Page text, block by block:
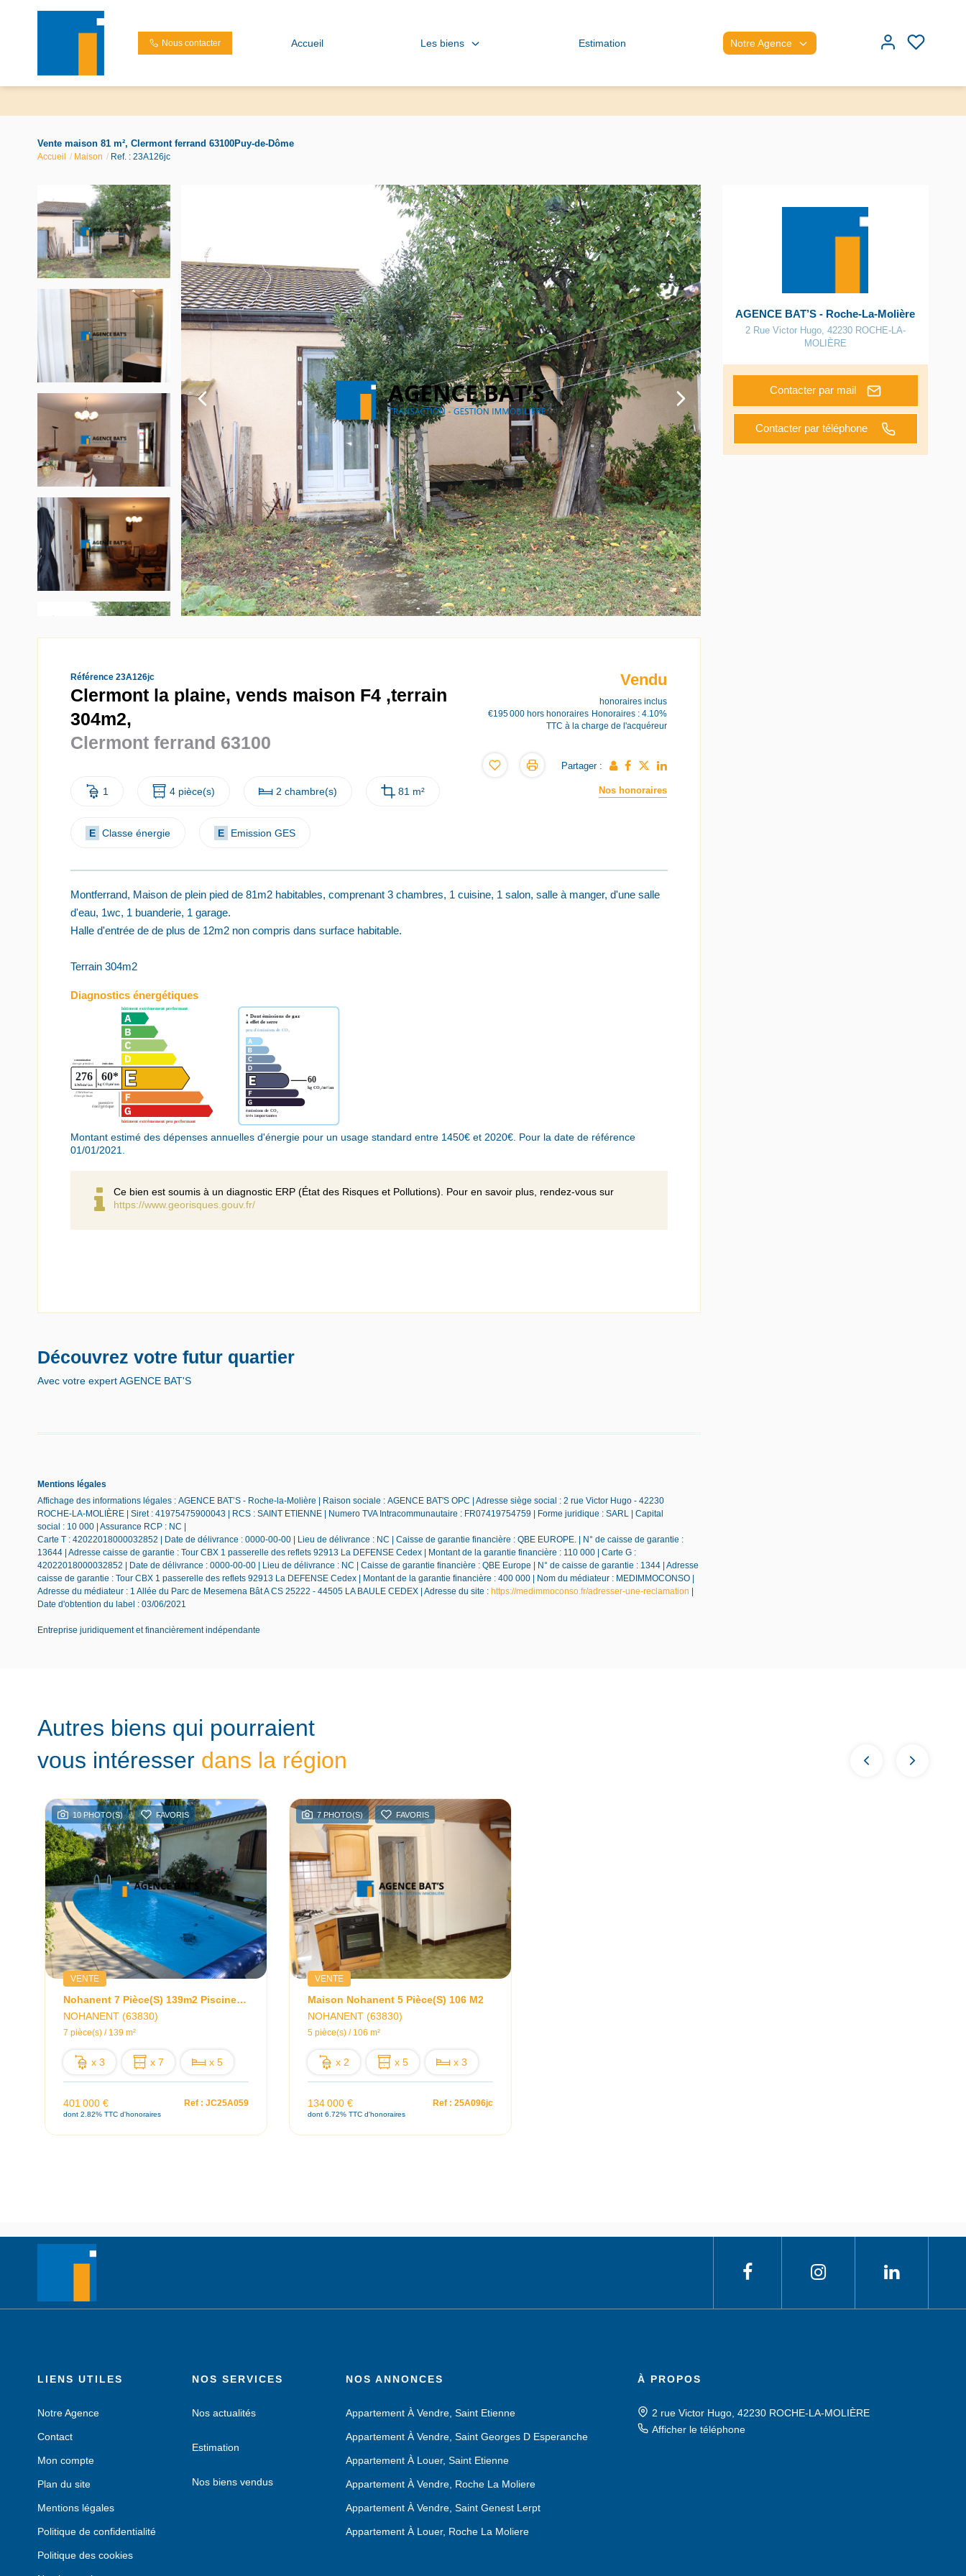
Nous contacter Accueil Les biens Estimation Notre Agence
Vente maison 81 m², Clermont ferrand 63100Puy-de-Dôme
Accueil Maison Ref. : 23A126jc
Référence 23A126jc
Clermont la plaine, vends maison F4 ,terrain
304m2,
Clermont ferrand 63100
1 4 pièce(s) 2 chambre(s) 81 m²
E Classe énergie E Emission GES
Vendu
honoraires inclus
€195 000 hors honoraires Honoraires : 4.10%
TTC à la charge de l'acquéreur
Partager :
Nos honoraires
Montferrand, Maison de plein pied de 81m2 habitables, comprenant 3 chambres, 1 cuisine, 1 salon, salle à manger, d'une salle
d'eau, 1wc, 1 buanderie, 1 garage.
Halle d'entrée de de plus de 12m2 non compris dans surface habitable.
Terrain 304m2
Diagnostics énergétiques
Montant estimé des dépenses annuelles d'énergie pour un usage standard entre 1450€ et 2020€. Pour la date de référence
01/01/2021.
Ce bien est soumis à un diagnostic ERP (État des Risques et Pollutions). Pour en savoir plus, rendez-vous sur
https://www.georisques.gouv.fr/
Découvrez votre futur quartier
Avec votre expert AGENCE BAT'S
AGENCE BAT’S - Roche-La-Molière
2 Rue Victor Hugo, 42230 ROCHE-LA-
MOLIÈRE
Contacter par mail
Contacter par téléphone
Mentions légales
Affichage des informations légales : AGENCE BAT’S - Roche-la-Molière | Raison sociale : AGENCE BAT'S OPC | Adresse siège social : 2 rue Victor Hugo - 42230
ROCHE-LA-MOLIÈRE | Siret : 41975475900043 | RCS : SAINT ETIENNE | Numero TVA Intracommunautaire : FR07419754759 | Forme juridique : SARL | Capital
social : 10 000 | Assurance RCP : NC |
Carte T : 42022018000032852 | Date de délivrance : 0000-00-00 | Lieu de délivrance : NC | Caisse de garantie financière : QBE EUROPE. | N° de caisse de garantie :
13644 | Adresse caisse de garantie : Tour CBX 1 passerelle des reflets 92913 La DEFENSE Cedex | Montant de la garantie financière : 110 000 | Carte G :
42022018000032852 | Date de délivrance : 0000-00-00 | Lieu de délivrance : NC | Caisse de garantie financière : QBE Europe | N° de caisse de garantie : 1344 | Adresse
caisse de garantie : Tour CBX 1 passerelle des reflets 92913 La DEFENSE Cedex | Montant de la garantie financière : 400 000 | Nom du médiateur : MEDIMMOCONSO |
Adresse du médiateur : 1 Allée du Parc de Mesemena Bât A CS 25222 - 44505 LA BAULE CEDEX | Adresse du site : https://medimmoconso.fr/adresser-une-reclamation |
Date d'obtention du label : 03/06/2021
Entreprise juridiquement et financièrement indépendante
Autres biens qui pourraient
vous intéresser dans la région
10 PHOTO(S) FAVORIS
VENTE
Nohanent 7 Pièce(s) 139m2 Piscine ,Villa Style Provençal.
NOHANENT (63830)
7 pièce(s) / 139 m²
x 3 x 7 x 5
401 000 €
dont 2.82% TTC d'honoraires
Ref : JC25A059
7 PHOTO(S) FAVORIS
VENTE
Maison Nohanent 5 Pièce(s) 106 M2
NOHANENT (63830)
5 pièce(s) / 106 m²
x 2 x 5 x 3
134 000 €
dont 6.72% TTC d'honoraires
Ref : 25A096jc
LIENS UTILES
Notre Agence
Contact
Mon compte
Plan du site
Mentions légales
Politique de confidentialité
Politique des cookies
NOS SERVICES
Nos actualités
Estimation
Nos biens vendus
NOS ANNONCES
Appartement À Vendre, Saint Etienne
Appartement À Vendre, Saint Georges D Esperanche
Appartement À Louer, Saint Etienne
Appartement À Vendre, Roche La Moliere
Appartement À Vendre, Saint Genest Lerpt
Appartement À Louer, Roche La Moliere
À PROPOS
2 rue Victor Hugo, 42230 ROCHE-LA-MOLIÈRE
Afficher le téléphone